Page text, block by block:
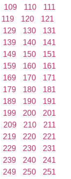
109 110
111
119 120
121
129 130
131
139 140
141
149 150
151
159 160
161
169 170
171
179 180
181
189 190
191
199 200
201
209 210
211
219 220
221
229 230
231
239 240
241
249 250
251